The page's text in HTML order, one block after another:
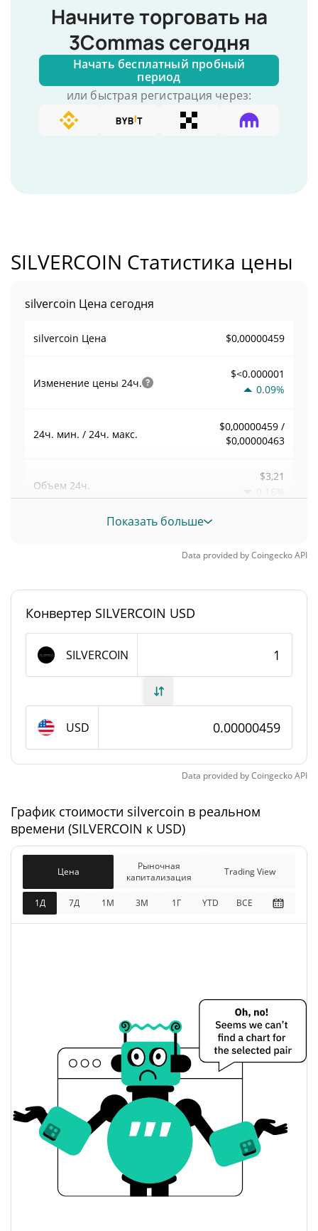
Начните торговать на
3Commas сегодня
Начать бесплатный пробный
период
или быстрая регистрация через:
SILVERCOIN Статистика цены
silvercoin Цена сегодня
silvercoin Цена $0,00000459
Изменение цены 24ч.
$<0.000001
0.09%
24ч. мин. / 24ч. макс.
$0,00000459 /
$0,00000463
Объем 24ч.
$3,21
0.16%
Объем / Рыночная
Рейтинг
silvercoin Предложение
895 437 092,296
SILVERCOIN
silvercoin Рыночная капитализация
Рыночная
капитализация
$4 108,54
Разбавленная рыночная
$4 108,54
$0,0000045863357 /
$0,000004593772
Вчерашняя цена
открытия / закрытия
$0,0000045863357 /
$0,000004593772
Вчерашний объем
silvercoin История цены
Мин. / макс цена за 7
$0,0000046680659
Показать больше
Data provided byCoingeckoAPI
Конвертер SILVERCOIN USD
SILVERCOIN
USD
Data provided byCoingeckoAPI
График стоимости silvercoin в реальном
времени (SILVERCOIN к USD)
Цена
Рыночная
капитализация
Trading View
1Д 7Д 1М 3M 1Г YTD ВСЕ